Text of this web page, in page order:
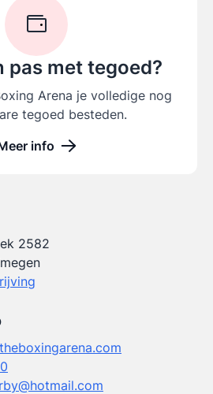
pas met tegoed?
Arena je volledige nog
tegoed besteden.
info
2582